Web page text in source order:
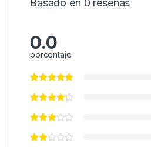
Basado en 0 reseñas
0.0
porcentaje